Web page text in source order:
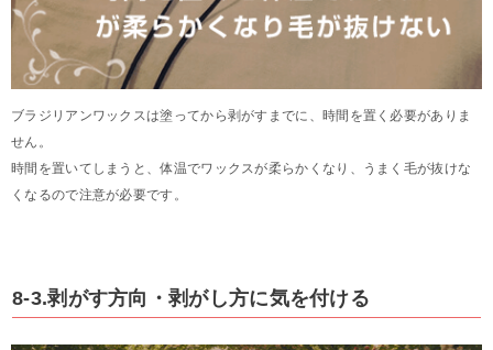
ブラジリアンワックスは塗ってから剥がすまでに、時間を置く必要がありま
せん。
時間を置いてしまうと、体温でワックスが柔らかくなり、うまく毛が抜けな
くなるので注意が必要です。
8-3.剥がす方向・剥がし方に気を付ける